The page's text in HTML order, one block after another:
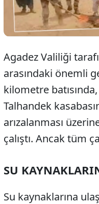
Agadez Valiliği
arasındaki önemli
kilometre
Talhandek
arızalanması
çalıştı. Ancak tüm
SU
Su kaynaklarına